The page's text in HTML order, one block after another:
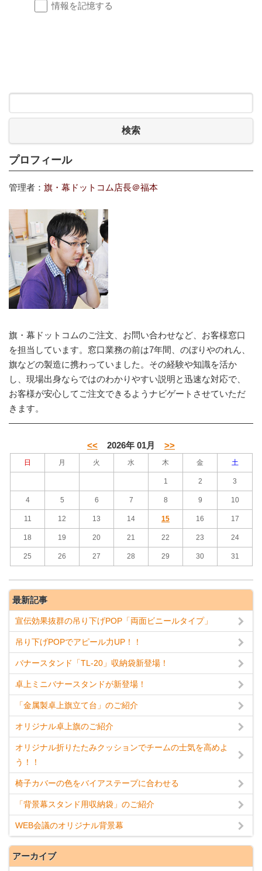
情報を記憶する
検索
プロフィール
管理者： 旗・幕ドットコム店長＠福本
旗・幕ドットコムのご注文、お問い合わせなど、お客様窓口
を担当しています。窓口業務の前は7年間、のぼりやのれん、
旗などの製造に携わっていました。その経験や知識を活か
し、現場出身ならではのわかりやすい説明と迅速な対応で、
お客様が安心してご注文できるようナビゲートさせていただ
きます。
<< 2026年 01月 >>
日 月 火 水 木 金 土
1 2 3
4 5 6 7 8 9 10
11 12 13 14 15 16 17
18 19 20 21 22 23 24
25 26 27 28 29 30 31
最新記事
宣伝効果抜群の吊り下げPOP「両面ビニールタイプ」
吊り下げPOPでアピール力UP！！
バナースタンド「TL-20」収納袋新登場！
卓上ミニバナースタンドが新登場！
「金属製卓上旗立て台」のご紹介
オリジナル卓上旗のご紹介
オリジナル折りたたみクッションでチームの士気を高めよ
う！！
椅子カバーの色をバイアステープに合わせる
「背景幕スタンド用収納袋」のご紹介
WEB会議のオリジナル背景幕
アーカイブ